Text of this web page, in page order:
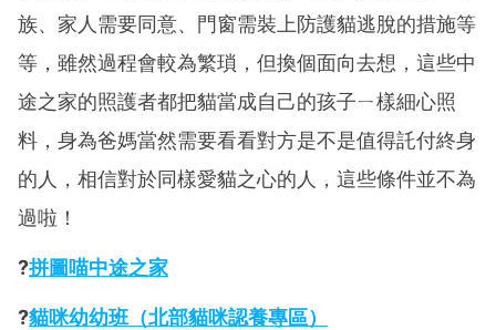
族、家人需要同意、門窗需裝上防護貓逃脫的措施等
等，雖然過程會較為繁瑣，但換個面向去想，這些中
途之家的照護者都把貓當成自己的孩子ㄧ樣細心照
料，身為爸媽當然需要看看對方是不是值得託付終身
的人，相信對於同樣愛貓之心的人，這些條件並不為
過啦！
?拼圖喵中途之家
?貓咪幼幼班（北部貓咪認養專區）